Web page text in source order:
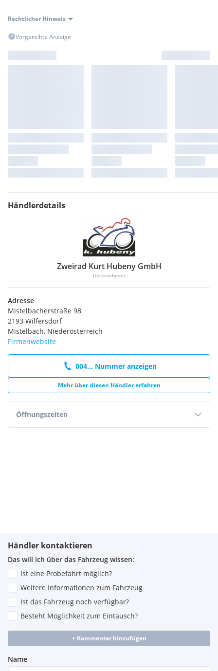
Rechtlicher Hinweis
Vorgereihte Anzeige
Händlerdetails
Zweirad Kurt Hubeny GmbH
Unternehmen
Adresse
Mistelbacherstraße 98
2193 Wilfersdorf
Mistelbach, Niederösterreich
Firmenwebsite
004... Nummer anzeigen
Mehr über diesen Händler erfahren
Öffnungszeiten
Händler kontaktieren
Das will ich über das Fahrzeug wissen:
Ist eine Probefahrt möglich?
Weitere Informationen zum Fahrzeug
Ist das Fahrzeug noch verfügbar?
Besteht Möglichkeit zum Eintausch?
+ Kommentar hinzufügen
Name